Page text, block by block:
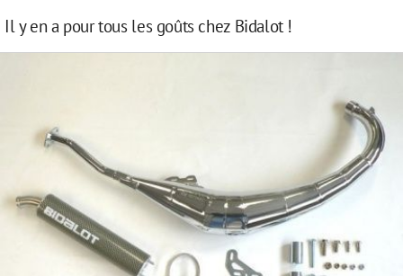
Il y en a pour tous les goûts chez Bidalot !